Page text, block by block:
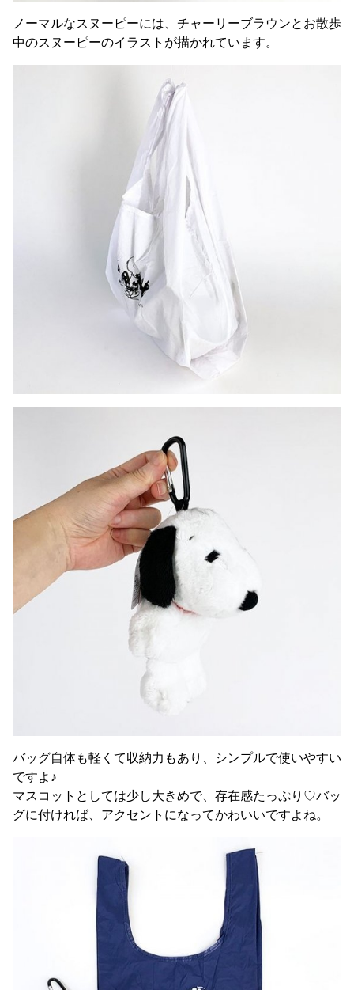
ノーマルなスヌーピーには、チャーリーブラウンとお散歩
中のスヌーピーのイラストが描かれています。
バッグ自体も軽くて収納力もあり、シンプルで使いやすい
ですよ♪
マスコットとしては少し大きめで、存在感たっぷり♡バッ
グに付ければ、アクセントになってかわいいですよね。